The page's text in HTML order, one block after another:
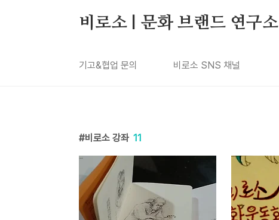
비로소 | 문화 브랜드 연구소
기고&협업 문의 비로소 SNS 채널
비로소 강좌 11